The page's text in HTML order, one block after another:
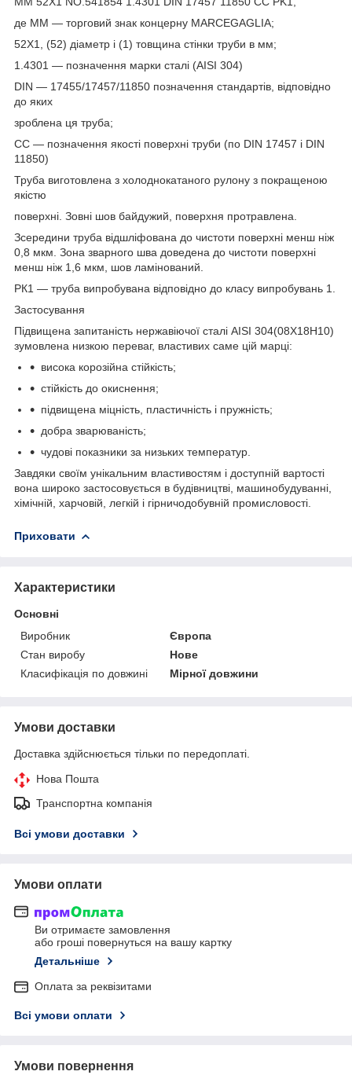
де ММ — торговий знак концерну MARCEGAGLIA;
52Х1, (52) діаметр і (1) товщина стінки труби в мм;
1.4301 — позначення марки сталі (AISI 304)
DIN — 17455/17457/11850 позначення стандартів, відповідно
до яких
зроблена ця труба;
СС — позначення якості поверхні труби (по DIN 17457 і DIN
11850)
Труба виготовлена з холоднокатаного рулону з покращеною
якістю
поверхні. Зовні шов байдужий, поверхня протравлена.
Зсередини труба відшліфована до чистоти поверхні менш ніж
0,8 мкм. Зона зварного шва доведена до чистоти поверхні
менш ніж 1,6 мкм, шов ламінований.
РК1 — труба випробувана відповідно до класу випробувань 1.
Застосування
Підвищена запитаність нержавіючої сталі AISI 304(08Х18Н10)
зумовлена низкою переваг, властивих саме цій марці:
висока корозійна стійкість;
стійкість до окиснення;
підвищена міцність, пластичність і пружність;
добра зварюваність;
чудові показники за низьких температур.
Завдяки своїм унікальним властивостям і доступній вартості
вона широко застосовується в будівництві, машинобудуванні,
хімічній, харчовій, легкій і гірничодобувній промисловості.
Приховати
Характеристики
Основні
Виробник
Європа
Стан виробу
Нове
Класифікація по довжині
Мірної довжини
Умови доставки
Доставка здійснюється тільки по передоплаті.
Нова Пошта
Транспортна компанія
Всі умови доставки
Умови оплати
Ви отримаєте замовлення
або гроші повернуться на вашу картку
Детальніше
Оплата за реквізитами
Всі умови оплати
Умови повернення